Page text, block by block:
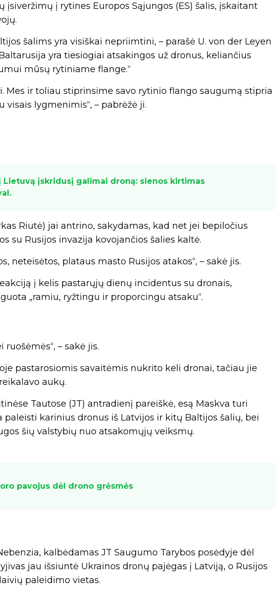
į rytines Europos Sąjungos (ES) šalis, įskaitant
šalims yra visiškai nepriimtini, – parašė U. von der Leyen
yra tiesiogiai atsakingos už dronus, keliančius
mūsų rytiniame flange.“
Mes ir toliau stiprinsime savo rytinio flango saugumą stipria
lygmenimis“, – pabrėžė ji.
Lietuvą įskridusį galimai droną: sienos kirtimas
Riutė) jai antrino, sakydamas, kad net jei bepiločius
su Rusijos invazija kovojančios šalies kaltė.
neteisėtos, plataus masto Rusijos atakos“, – sakė jis.
į kelis pastarųjų dienų incidentus su dronais,
„ramiu, ryžtingu ir proporcingu atsaku“.
– sakė jis.
pastarosiomis savaitėmis nukrito keli dronai, tačiau jie
aukų.
Tautose (JT) antradienį pareiškė, esą Maskva turi
karinius dronus iš Latvijos ir kitų Baltijos šalių, bei
šių valstybių nuo atsakomųjų veiksmų.
pavojus dėl drono grėsmės
kalbėdamas JT Saugumo Tarybos posėdyje dėl
jau išsiuntė Ukrainos dronų pajėgas į Latviją, o Rusijos
paleidimo vietas.